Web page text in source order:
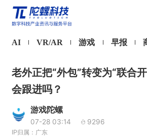
AI VR/AR 游戏 早报
老外正把“外包”转变为“联合
会跟进吗？
游戏陀螺
07-28 03:14 9296
IP归属：广东